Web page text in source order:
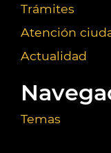
Trámites
Atención
Actualidad
Temas